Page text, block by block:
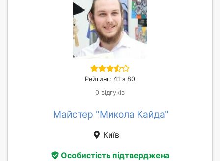
Рейтинг: 41 з 80
0 відгуків
Майстер "Микола Кайда"
Київ
Особистість підтверджена